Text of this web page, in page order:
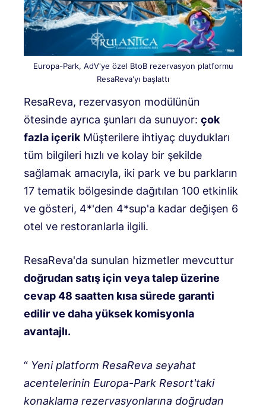
Europa-Park, AdV'ye özel BtoB rezervasyon platformu
ResaReva'yı başlattı
ResaReva, rezervasyon modülünün
ötesinde ayrıca şunları da sunuyor: çok
fazla içerik Müşterilere ihtiyaç duydukları
tüm bilgileri hızlı ve kolay bir şekilde
sağlamak amacıyla, iki park ve bu parkların
17 tematik bölgesinde dağıtılan 100 etkinlik
ve gösteri, 4*'den 4*sup'a kadar değişen 6
otel ve restoranlarla ilgili.
ResaReva'da sunulan hizmetler mevcuttur
doğrudan satış için veya talep üzerine
cevap48 saatten kısa sürede garanti
edilirve daha yüksek komisyonla
avantajlı.
“ Yeni platform ResaReva seyahat
acentelerinin Europa-Park Resort'taki
konaklama rezervasyonlarına doğrudan